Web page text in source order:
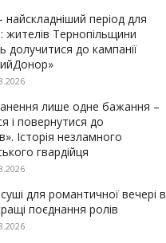
період для
жителів Тернопільщини
долучитися до кампанії
лише одне бажання –
і повернутися до
Історія незламного
гвардійця
для романтичної вечері в
поєднання ролів